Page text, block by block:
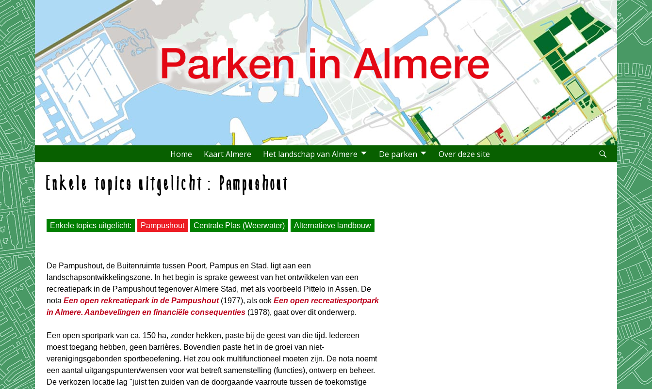
Home Kaart Almere Het landschap van Almere De parken Over deze site
Enkele topics uitgelicht: Pampushout
Enkele topics uitgelicht: Pampushout Centrale Plas (Weerwater) Alternatieve landbouw
De Pampushout, de Buitenruimte tussen Poort, Pampus en Stad, ligt aan een
landschapsontwikkelingszone. In het begin is sprake geweest van het ontwikkelen van een
recreatiepark in de Pampushout tegenover Almere Stad, met als voorbeeld Pittelo in Assen. De
nota Een open rekreatiepark in de Pampushout (1977), als ook Een open recreatiesportpark
in Almere. Aanbevelingen en financiële consequenties (1978), gaat over dit onderwerp.
Een open sportpark van ca. 150 ha, zonder hekken, paste bij de geest van die tijd. Iedereen
moest toegang hebben, geen barrières. Bovendien paste het in de groei van niet-
verenigingsgebonden sportbeoefening. Het zou ook multifunctioneel moeten zijn. De nota noemt
een aantal uitgangspunten/wensen voor wat betreft samenstelling (functies), ontwerp en beheer.
De verkozen locatie lag "juist ten zuiden van de doorgaande vaarroute tussen de toekomstige